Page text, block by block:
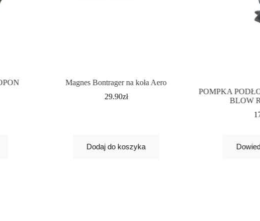
Magnes Bontrager na koła Aero
29.90zł
Dodaj do koszyka
POMPKA
BLOW